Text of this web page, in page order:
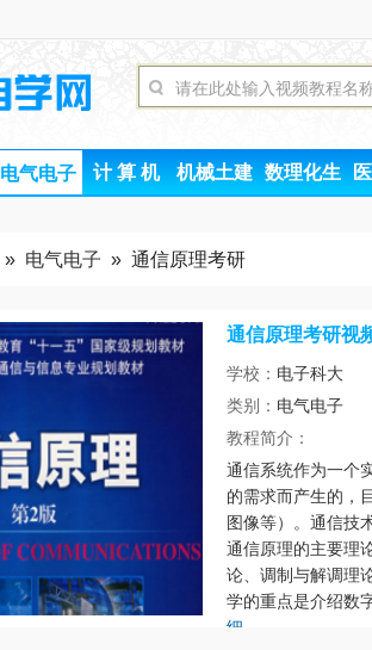
电气电子 计 算 机 机械土建 数理化生
» 电气电子 » 通信原理考研
通信原理考研视
学校： 电子科大
类别： 电气电子
教程简介：
通信系统作为一个
的需求而产生的，
图像等）。通信技
通信原理的主要理
论、调制与解调理
学的重点是介绍数
细